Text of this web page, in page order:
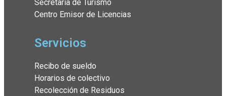
Secretaría de Turismo
Centro Emisor de Licencias
Servicios
Recibo de sueldo
Horarios de colectivo
Recolección de Residuos